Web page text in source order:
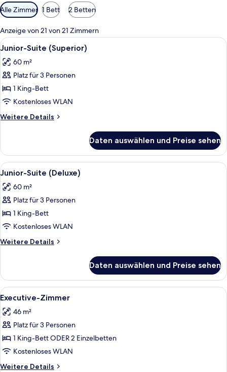
Verfügbare
Filter
für
Zimmer
Alle Zimmer 1 Bett 2 Betten
Anzeige von 21 von 21 Zimmern
Alle
Fotos
für
Junior-
Suite
(Superior)
anzeigen
Ein Hotelzimmer mit einem großen
7
Junior-Suite (Superior)
60 m²
Platz für 3 Personen
1 King-Bett
Kostenloses WLAN
Weitere Details
Weitere
Suite
(Superior)
Daten auswählen und Preise sehen
Alle
Fotos
für
Junior-
Suite
(Deluxe)
anzeigen
Ein Schlafzimmer mit einem großen
5
Junior-Suite (Deluxe)
60 m²
Platz für 3 Personen
1 King-Bett
Kostenloses WLAN
Weitere Details
Weitere
Suite
(Deluxe)
Daten auswählen und Preise sehen
Alle
Fotos
für
Executive-
Zimmer
anzeigen
Ein Schlafzimmer mit einem
16
Executive-Zimmer
46 m²
Platz für 3 Personen
1 King-Bett ODER 2 Einzelbetten
Kostenloses WLAN
Weitere Details
Weitere